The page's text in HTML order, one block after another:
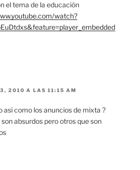
el tema de la educación
watch?
2010 A LAS 11:15 AM
asi como los anuncios de mixta ?
absurdos pero otros que son